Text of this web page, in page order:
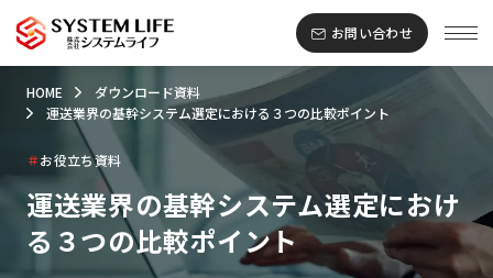
お問い合わせ
HOME
ダウンロード資料
運送業界の基幹システム選定における３つの比較ポイント
＃お役立ち資料
運送業界の基幹システム選定におけ
る３つの比較ポイント